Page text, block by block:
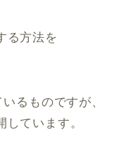
る方法を
るものですが、
ています。